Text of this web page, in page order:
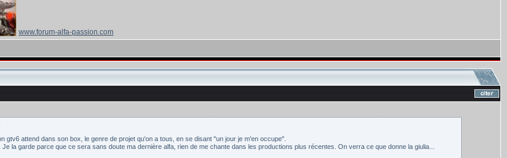
www.forum-alfa-passion.com
gtv6 attend dans son box, le genre de projet qu'on a tous, en se disant "un jour je m'en occupe".
la garde parce que ce sera sans doute ma dernière alfa, rien de me chante dans les productions plus récentes. On verra ce que donne la giulia...